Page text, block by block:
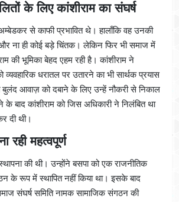
के लिए कांशीराम का संघर्ष
अम्बेडकर से काफी प्रभावित थे। हालाँकि वह उनकी
और ना ही कोई बड़े चिंतक। लेकिन फिर भी समाज में
की भूमिका बेहद एहम रही है। कांशीराम ने
व्यवहारिक धरातल पर उतारने का भी सार्थक प्रयास
बुलंद आवाज़ को दबाने के लिए उन्हें नौकरी से निकाल
के बाद कांशीराम को जिस अधिकारी ने निलंबित था
दी थी।
रही महत्वपूर्ण
की थी। उन्होंने बसपा को एक राजनीतिक
के रूप में स्थापित नहीं किया था। इसके बाद
संघर्ष समिति नामक सामाजिक संगठन की